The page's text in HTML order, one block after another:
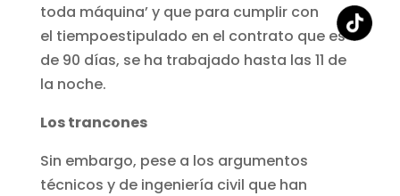
toda máquina’ y que para cumplir con
el tiempoestipulado en el contrato que es
de 90 días, se ha trabajado hasta las 11 de
la noche.
Los trancones
Sin embargo, pese a los argumentos
técnicos y de ingeniería civil que han